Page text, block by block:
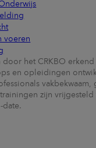
voeren
door het CRKBO
en opleidingen
zijn vrijgesteld
date.